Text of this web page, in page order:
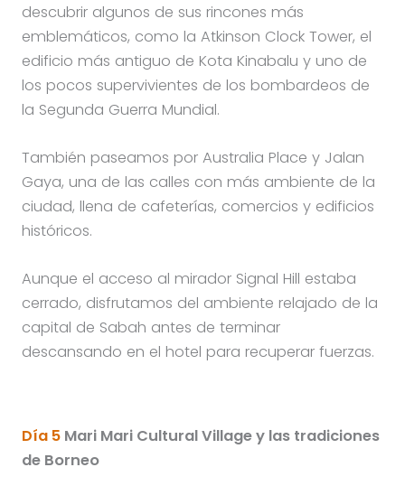
descubrir algunos de sus rincones más
emblemáticos, como la Atkinson Clock Tower, el
edificio más antiguo de Kota Kinabalu y uno de
los pocos supervivientes de los bombardeos de
la Segunda Guerra Mundial.
También paseamos por Australia Place y Jalan
Gaya, una de las calles con más ambiente de la
ciudad, llena de cafeterías, comercios y edificios
históricos.
Aunque el acceso al mirador Signal Hill estaba
cerrado, disfrutamos del ambiente relajado de la
capital de Sabah antes de terminar
descansando en el hotel para recuperar fuerzas.
Día 5Mari Mari Cultural Village y las tradiciones
de Borneo